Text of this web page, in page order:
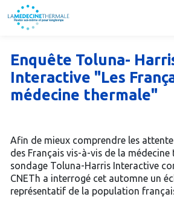
Enquête Toluna-
Interactive "Les
médecine thermale"
Afin de mieux comprendre les
des Français vis-à-vis de la médecine
sondage Toluna-Harris Interactive
CNETh a interrogé cet automne un
représentatif de la population